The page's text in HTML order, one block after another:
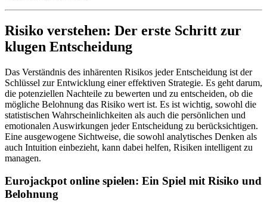
Risiko verstehen: Der erste Schritt zur
klugen Entscheidung
Das Verständnis des inhärenten Risikos jeder Entscheidung ist der
Schlüssel zur Entwicklung einer effektiven Strategie. Es geht darum,
die potenziellen Nachteile zu bewerten und zu entscheiden, ob die
mögliche Belohnung das Risiko wert ist. Es ist wichtig, sowohl die
statistischen Wahrscheinlichkeiten als auch die persönlichen und
emotionalen Auswirkungen jeder Entscheidung zu berücksichtigen.
Eine ausgewogene Sichtweise, die sowohl analytisches Denken als
auch Intuition einbezieht, kann dabei helfen, Risiken intelligent zu
managen.
Eurojackpot online spielen: Ein Spiel mit Risiko und
Belohnung